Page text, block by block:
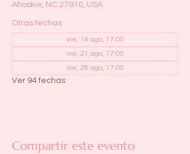
Ahoskie, NC 27910, USA
Otras fechas
vie, 14 ago, 17:00
vie, 21 ago, 17:00
vie, 28 ago, 17:00
Ver 94 fechas
Compartir este evento